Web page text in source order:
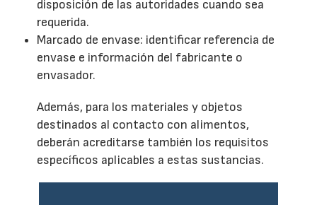
disposición de las autoridades cuando sea
requerida.
Marcado de envase: identificar referencia de
envase e información del fabricante o
envasador.
Además, para los materiales y objetos
destinados al contacto con alimentos,
deberán acreditarse también los requisitos
específicos aplicables a estas sustancias.